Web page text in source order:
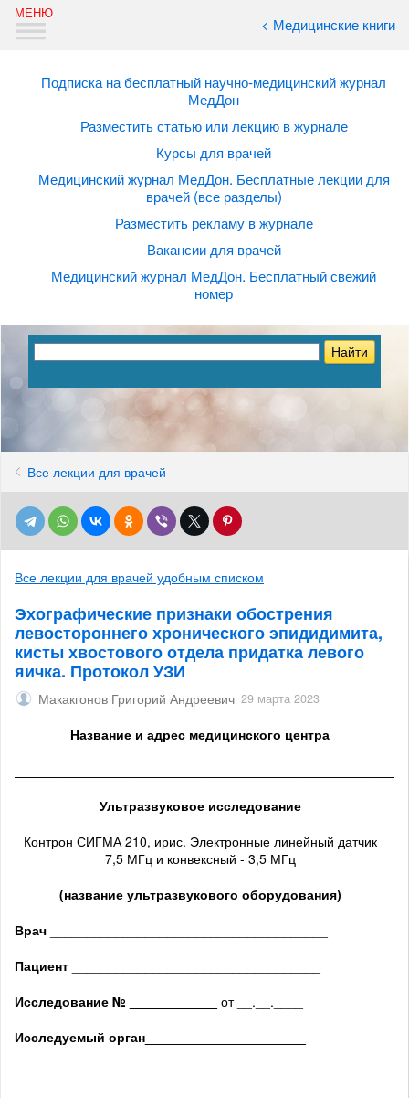
< Медицинские книги
Подписка на бесплатный научно-медицинский журнал
МедДон
Разместить статью или лекцию в журнале
Курсы для врачей
Медицинский журнал МедДон. Бесплатные лекции для
врачей (все разделы)
Разместить рекламу в журнале
Вакансии для врачей
Медицинский журнал МедДон. Бесплатный свежий
номер
Все лекции для врачей
Все лекции для врачей удобным списком
Эхографические признаки обострения
левостороннего хронического эпидидимита,
кисты хвостового отдела придатка левого
яичка. Протокол УЗИ
Макакгонов Григорий Андреевич 29 марта 2023
Название и адрес медицинского центра
Ультразвуковое исследование
Контрон СИГМА 210, ирис. Электронные линейный датчик
7,5 МГц и конвексный - 3,5 МГц
(название ультразвукового оборудования)
Врач
Пациент
Исследование № ____________ от __.__.____
Исследуемый орган